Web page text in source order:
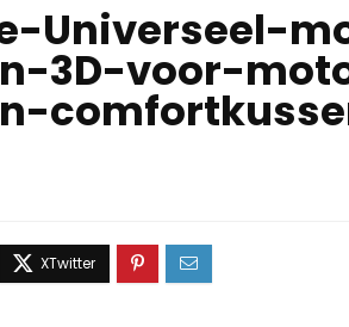
Universeel-
3D-voor-